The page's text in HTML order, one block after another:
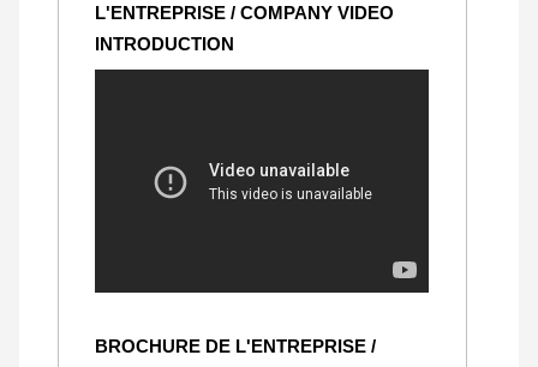
L'ENTREPRISE / COMPANY VIDEO
INTRODUCTION
BROCHURE DE L'ENTREPRISE /